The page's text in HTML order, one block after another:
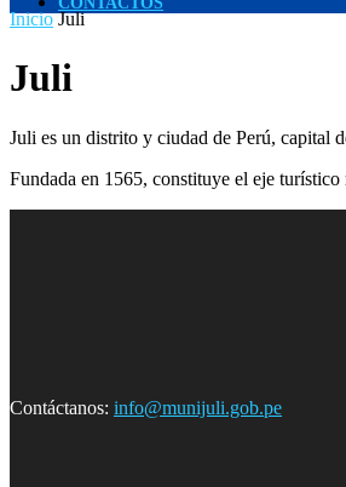
Inicio Juli
Juli
Juli es un distrito y ciudad de Perú, capital
Fundada en 1565, constituye el eje
Contáctanos: info@munijuli.gob.pe